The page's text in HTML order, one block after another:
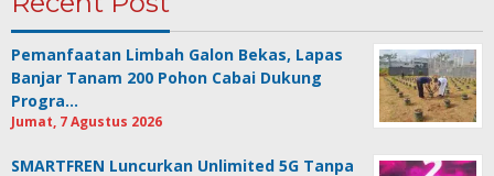
Pemanfaatan Limbah Galon Bekas, Lapas
Banjar Tanam 200 Pohon Cabai Dukung
Progra…
Jumat, 7 Agustus 2026
SMARTFREN Luncurkan Unlimited 5G Tanpa